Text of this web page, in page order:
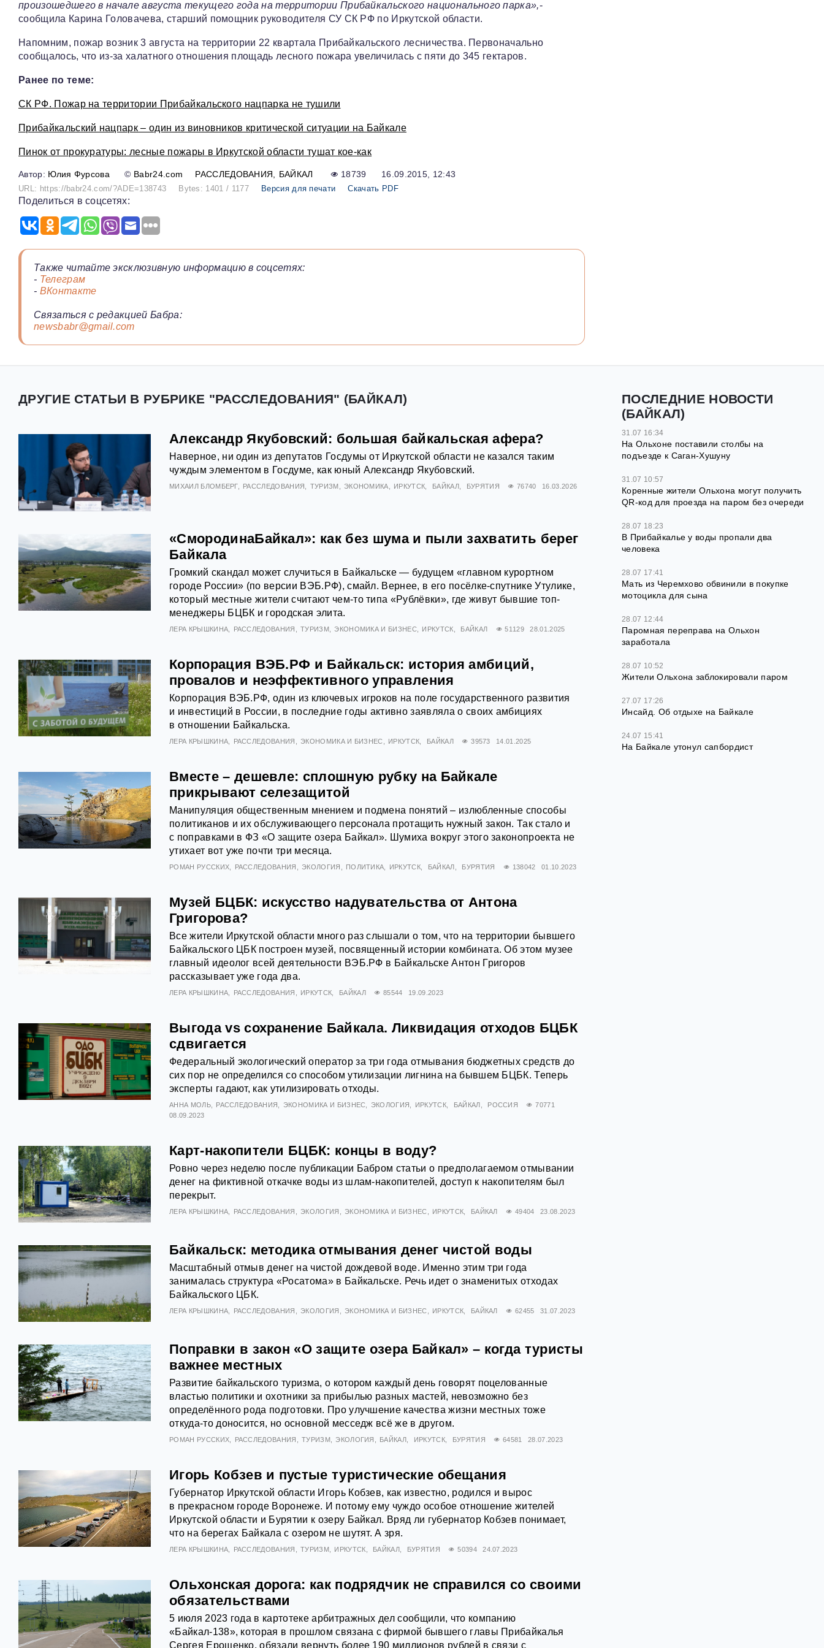
произошедшего в начале августа текущего года на территории Прибайкальского национального парка»,-
сообщила Карина Головачева, старший помощник руководителя СУ СК РФ по Иркутской области.
Напомним, пожар возник 3 августа на территории 22 квартала Прибайкальского лесничества. Первоначально
сообщалось, что из-за халатного отношения площадь лесного пожара увеличилась с пяти до 345 гектаров.
Ранее по теме:
СК РФ. Пожар на территории Прибайкальского нацпарка не тушили
Прибайкальский нацпарк – один из виновников критической ситуации на Байкале
Пинок от прокуратуры: лесные пожары в Иркутской области тушат кое-как
Юлия Фурсова © Babr24.com РАССЛЕДОВАНИЯ БАЙКАЛ 18739 16.09.2015, 12:43
URL: https://babr24.com/?ADE=138743 Bytes: 1401 / 1177 Версия для печати Скачать PDF
Поделиться в соцсетях:
Также читайте эксклюзивную информацию в соцсетях:
- Телеграм
- ВКонтакте
Связаться с редакцией Бабра:
newsbabr@gmail.com
ДРУГИЕ СТАТЬИ В РУБРИКЕ "РАССЛЕДОВАНИЯ" (БАЙКАЛ)
Александр Якубовский: большая байкальская афера?
Наверное, ни один из депутатов Госдумы от Иркутской области не казался таким
чуждым элементом в Госдуме, как юный Александр Якубовский.
МИХАИЛ БЛОМБЕРГ РАССЛЕДОВАНИЯ ТУРИЗМ ЭКОНОМИКА ИРКУТСК БАЙКАЛ БУРЯТИЯ 76740 16.03.2026
«СмородинаБайкал»: как без шума и пыли захватить берег
Байкала
Громкий скандал может случиться в Байкальске — будущем «главном курортном
городе России» (по версии ВЭБ.РФ), смайл. Вернее, в его посёлке-спутнике Утулике,
который местные жители считают чем-то типа «Рублёвки», где живут бывшие топ-
менеджеры БЦБК и городская элита.
ЛЕРА КРЫШКИНА РАССЛЕДОВАНИЯ ТУРИЗМ ЭКОНОМИКА И БИЗНЕС ИРКУТСК БАЙКАЛ 51129 28.01.2025
Корпорация ВЭБ.РФ и Байкальск: история амбиций,
провалов и неэффективного управления
Корпорация ВЭБ.РФ, один из ключевых игроков на поле государственного развития
и инвестиций в России, в последние годы активно заявляла о своих амбициях
в отношении Байкальска.
ЛЕРА КРЫШКИНА РАССЛЕДОВАНИЯ ЭКОНОМИКА И БИЗНЕС ИРКУТСК БАЙКАЛ 39573 14.01.2025
Вместе – дешевле: сплошную рубку на Байкале
прикрывают селезащитой
Манипуляция общественным мнением и подмена понятий – излюбленные способы
политиканов и их обслуживающего персонала протащить нужный закон. Так стало и
с поправками в ФЗ «О защите озера Байкал». Шумиха вокруг этого законопроекта не
утихает вот уже почти три месяца.
РОМАН РУССКИХ РАССЛЕДОВАНИЯ ЭКОЛОГИЯ ПОЛИТИКА ИРКУТСК БАЙКАЛ БУРЯТИЯ 138042 01.10.2023
Музей БЦБК: искусство надувательства от Антона
Григорова?
Все жители Иркутской области много раз слышали о том, что на территории бывшего
Байкальского ЦБК построен музей, посвященный истории комбината. Об этом музее
главный идеолог всей деятельности ВЭБ.РФ в Байкальске Антон Григоров
рассказывает уже года два.
ЛЕРА КРЫШКИНА РАССЛЕДОВАНИЯ ИРКУТСК БАЙКАЛ 85544 19.09.2023
Выгода vs сохранение Байкала. Ликвидация отходов БЦБК
сдвигается
Федеральный экологический оператор за три года отмывания бюджетных средств до
сих пор не определился со способом утилизации лигнина на бывшем БЦБК. Теперь
эксперты гадают, как утилизировать отходы.
АННА МОЛЬ РАССЛЕДОВАНИЯ ЭКОНОМИКА И БИЗНЕС ЭКОЛОГИЯ ИРКУТСК БАЙКАЛ РОССИЯ
70771
08.09.2023
Карт-накопители БЦБК: концы в воду?
Ровно через неделю после публикации Бабром статьи о предполагаемом отмывании
денег на фиктивной откачке воды из шлам-накопителей, доступ к накопителям был
перекрыт.
ЛЕРА КРЫШКИНА РАССЛЕДОВАНИЯ ЭКОЛОГИЯ ЭКОНОМИКА И БИЗНЕС ИРКУТСК БАЙКАЛ 49404 23.08.2023
Байкальск: методика отмывания денег чистой воды
Масштабный отмыв денег на чистой дождевой воде. Именно этим три года
занималась структура «Росатома» в Байкальске. Речь идет о знаменитых отходах
Байкальского ЦБК.
ЛЕРА КРЫШКИНА РАССЛЕДОВАНИЯ ЭКОЛОГИЯ ЭКОНОМИКА И БИЗНЕС ИРКУТСК БАЙКАЛ 62455 31.07.2023
Поправки в закон «О защите озера Байкал» – когда туристы
важнее местных
Развитие байкальского туризма, о котором каждый день говорят поцелованные
властью политики и охотники за прибылью разных мастей, невозможно без
определённого рода подготовки. Про улучшение качества жизни местных тоже
откуда-то доносится, но основной месседж всё же в другом.
РОМАН РУССКИХ РАССЛЕДОВАНИЯ ТУРИЗМ ЭКОЛОГИЯ БАЙКАЛ ИРКУТСК БУРЯТИЯ 64581 28.07.2023
Игорь Кобзев и пустые туристические обещания
Губернатор Иркутской области Игорь Кобзев, как известно, родился и вырос
в прекрасном городе Воронеже. И потому ему чуждо особое отношение жителей
Иркутской области и Бурятии к озеру Байкал. Вряд ли губернатор Кобзев понимает,
что на берегах Байкала с озером не шутят. А зря.
ЛЕРА КРЫШКИНА РАССЛЕДОВАНИЯ ТУРИЗМ ИРКУТСК БАЙКАЛ БУРЯТИЯ 50394 24.07.2023
Ольхонская дорога: как подрядчик не справился со своими
обязательствами
5 июля 2023 года в картотеке арбитражных дел сообщили, что компанию
«Байкал-138», которая в прошлом связана с фирмой бывшего главы Прибайкалья
Сергея Ерощенко, обязали вернуть более 190 миллионов рублей в связи с
ПОСЛЕДНИЕ НОВОСТИ
(БАЙКАЛ)
31.07 16:34
На Ольхоне поставили столбы на
подъезде к Саган-Хушуну
31.07 10:57
Коренные жители Ольхона могут получить
QR‑код для проезда на паром без очереди
28.07 18:23
В Прибайкалье у воды пропали два
человека
28.07 17:41
Мать из Черемхово обвинили в покупке
мотоцикла для сына
28.07 12:44
Паромная переправа на Ольхон
заработала
28.07 10:52
Жители Ольхона заблокировали паром
27.07 17:26
Инсайд. Об отдыхе на Байкале
24.07 15:41
На Байкале утонул сапбордист